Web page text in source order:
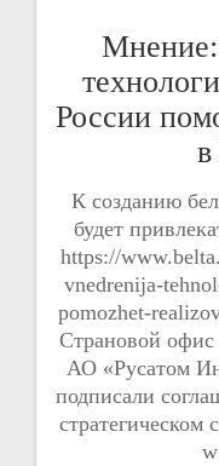
Мнение:
России
К созданию
будет
https://
vnedrenija-
pomozhet-
Страновой офис
АО «Русатом
подписали
стратегическом